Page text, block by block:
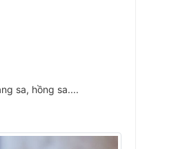
sa, hồng sa....